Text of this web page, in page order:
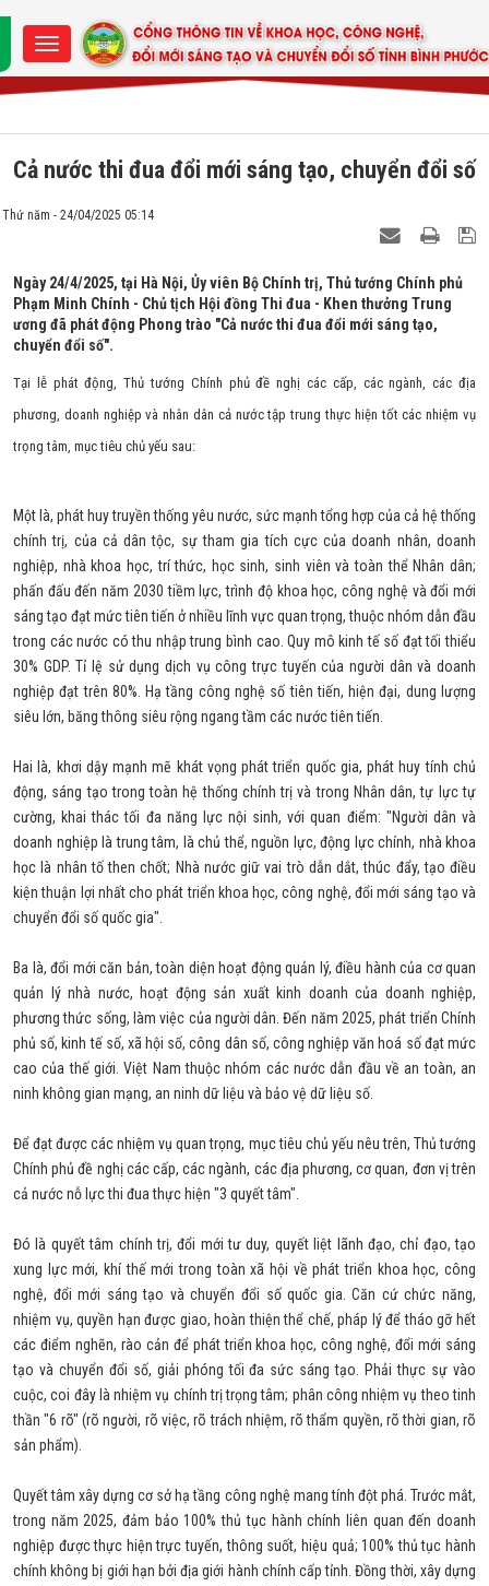
Cả nước thi đua đổi mới sáng tạo, chuyển đổi số
Thứ năm - 24/04/2025 05:14
Ngày 24/4/2025, tại Hà Nội, Ủy viên Bộ Chính trị, Thủ tướng Chính phủ
Phạm Minh Chính - Chủ tịch Hội đồng Thi đua - Khen thưởng Trung
ương đã phát động Phong trào "Cả nước thi đua đổi mới sáng tạo,
chuyển đổi số".
Tại lễ phát động, Thủ tướng Chính phủ đề nghị các cấp, các ngành, các địa
phương, doanh nghiệp và nhân dân cả nước tập trung thực hiện tốt các nhiệm vụ
trọng tâm, mục tiêu chủ yếu sau:
Một là, phát huy truyền thống yêu nước, sức mạnh tổng hợp của cả hệ thống
chính trị, của cả dân tộc, sự tham gia tích cực của doanh nhân, doanh
nghiệp, nhà khoa học, trí thức, học sinh, sinh viên và toàn thể Nhân dân;
phấn đấu đến năm 2030 tiềm lực, trình độ khoa học, công nghệ và đổi mới
sáng tạo đạt mức tiên tiến ở nhiều lĩnh vực quan trọng, thuộc nhóm dẫn đầu
trong các nước có thu nhập trung bình cao. Quy mô kinh tế số đạt tối thiểu
30% GDP. Tỉ lệ sử dụng dịch vụ công trực tuyến của người dân và doanh
nghiệp đạt trên 80%. Hạ tầng công nghệ số tiên tiến, hiện đại, dung lượng
siêu lớn, băng thông siêu rộng ngang tầm các nước tiên tiến.
Hai là, khơi dậy mạnh mẽ khát vọng phát triển quốc gia, phát huy tính chủ
động, sáng tạo trong toàn hệ thống chính trị và trong Nhân dân, tự lực tự
cường, khai thác tối đa năng lực nội sinh, với quan điểm: "Người dân và
doanh nghiệp là trung tâm, là chủ thể, nguồn lực, động lực chính, nhà khoa
học là nhân tố then chốt; Nhà nước giữ vai trò dẫn dắt, thúc đẩy, tạo điều
kiện thuận lợi nhất cho phát triển khoa học, công nghệ, đổi mới sáng tạo và
chuyển đổi số quốc gia".
Ba là, đổi mới căn bản, toàn diện hoạt động quản lý, điều hành của cơ quan
quản lý nhà nước, hoạt động sản xuất kinh doanh của doanh nghiệp,
phương thức sống, làm việc của người dân. Đến năm 2025, phát triển Chính
phủ số, kinh tế số, xã hội số, công dân số, công nghiệp văn hoá số đạt mức
cao của thế giới. Việt Nam thuộc nhóm các nước dẫn đầu về an toàn, an
ninh không gian mạng, an ninh dữ liệu và bảo vệ dữ liệu số.
Để đạt được các nhiệm vụ quan trọng, mục tiêu chủ yếu nêu trên, Thủ tướng
Chính phủ đề nghị các cấp, các ngành, các địa phương, cơ quan, đơn vị trên
cả nước nỗ lực thi đua thực hiện "3 quyết tâm".
Đó là quyết tâm chính trị, đổi mới tư duy, quyết liệt lãnh đạo, chỉ đạo, tạo
xung lực mới, khí thế mới trong toàn xã hội về phát triển khoa học, công
nghệ, đổi mới sáng tạo và chuyển đổi số quốc gia. Căn cứ chức năng,
nhiệm vụ, quyền hạn được giao, hoàn thiện thể chế, pháp lý để tháo gỡ hết
các điểm nghẽn, rào cản để phát triển khoa học, công nghệ, đổi mới sáng
tạo và chuyển đổi số, giải phóng tối đa sức sáng tạo. Phải thực sự vào
cuộc, coi đây là nhiệm vụ chính trị trọng tâm; phân công nhiệm vụ theo tinh
thần "6 rõ" (rõ người, rõ việc, rõ trách nhiệm, rõ thẩm quyền, rõ thời gian, rõ
sản phẩm).
Quyết tâm xây dựng cơ sở hạ tầng công nghệ mang tính đột phá. Trước mắt,
trong năm 2025, đảm bảo 100% thủ tục hành chính liên quan đến doanh
nghiệp được thực hiện trực tuyến, thông suốt, hiệu quả; 100% thủ tục hành
chính không bị giới hạn bởi địa giới hành chính cấp tỉnh. Đồng thời, xây dựng